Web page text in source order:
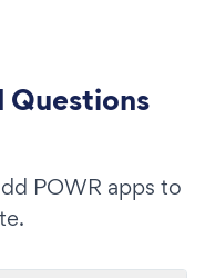
Questions
POWR apps to